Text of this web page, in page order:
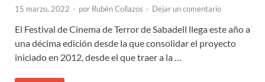
15 marzo, 2022 - por Rubén Collazos - Dejar un comentario
El Festival de Cinema de Terror de Sabadell llega este año a
una décima edición desde la que consolidar el proyecto
iniciado en 2012, desde el que traer a la …